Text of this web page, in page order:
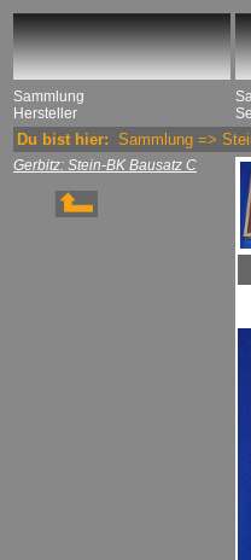
Sammlung
Hersteller
Du bist hier: Sammlung =>
Gerbitz: Stein-BK Bausatz C